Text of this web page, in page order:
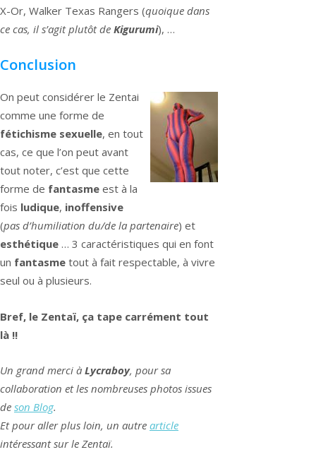
X-Or, Walker Texas Rangers (quoique dans
ce cas, il s’agit plutôt de Kigurumi), …
Conclusion
On peut considérer le Zentai
comme une forme de
fétichisme sexuelle, en tout
cas, ce que l’on peut avant
tout noter, c’est que cette
forme de fantasme est à la
fois ludique, inoffensive
(pas d’humiliation du/de la partenaire) et
esthétique … 3 caractéristiques qui en font
un fantasme tout à fait respectable, à vivre
seul ou à plusieurs.
Bref, le Zentaï, ça tape carrément tout
là !!
Un grand merci à Lycraboy, pour sa
collaboration et les nombreuses photos issues
de son Blog.
Et pour aller plus loin, un autre article
intéressant sur le Zentaï.